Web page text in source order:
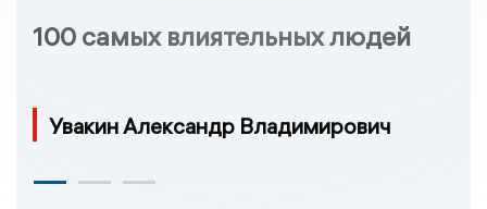
100 самых влиятельных людей
Увакин Александр Владимирович